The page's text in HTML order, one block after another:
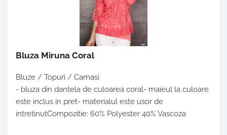
Bluza Miruna Coral
Bluze / Topuri / Camasi
- bluza din dantela de culoarea coral- maieul la culoare
este inclus in pret- materialul este usor de
intretinutCompozitie: 60% Polyester 40% Vascoza